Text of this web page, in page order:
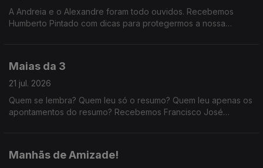
A Andreia e o Alexandre foram todo ouvidos. Recebemos
Humberto Pintado com dicas para protegermos a nossa
Maias da 3
21 jul. 2026
Quem se lembra? Quem leu só o resumo? Quem leu apenas os
apontamentos do resumo? Recebemos Francisco José
Manhãs de Amizade!